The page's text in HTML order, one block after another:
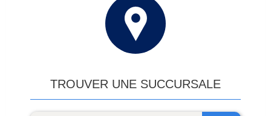
TROUVER UNE SUCCURSALE